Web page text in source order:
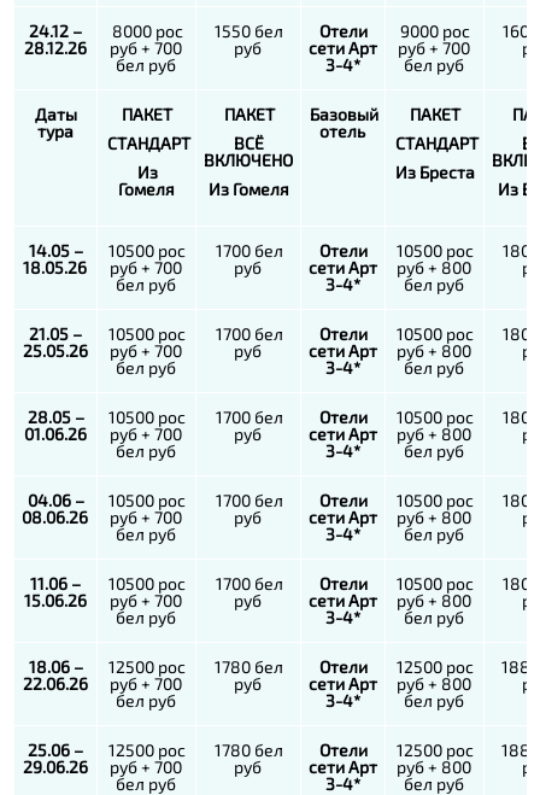
24.12 –
28.12.26
8000 рос
руб + 700
бел руб
1550 бел
руб
Отели
сети Арт
3-4*
9000 рос
руб + 700
бел руб
Даты
тура
ПАКЕТ
СТАНДАРТ
Из
Гомеля
ПАКЕТ
ВСЁ
ВКЛЮЧЕНО
Из Гомеля
Базовый
отель
ПАКЕТ
СТАНДАРТ
Из Бреста
Из
14.05 –
18.05.26
10500 рос
руб + 700
бел руб
1700 бел
руб
Отели
сети Арт
3-4*
10500 рос
руб + 800
бел руб
21.05 –
25.05.26
10500 рос
руб + 700
бел руб
1700 бел
руб
Отели
сети Арт
3-4*
10500 рос
руб + 800
бел руб
28.05 –
01.06.26
10500 рос
руб + 700
бел руб
1700 бел
руб
Отели
сети Арт
3-4*
10500 рос
руб + 800
бел руб
04.06 –
08.06.26
10500 рос
руб + 700
бел руб
1700 бел
руб
Отели
сети Арт
3-4*
10500 рос
руб + 800
бел руб
11.06 –
15.06.26
10500 рос
руб + 700
бел руб
1700 бел
руб
Отели
сети Арт
3-4*
10500 рос
руб + 800
бел руб
18.06 –
22.06.26
12500 рос
руб + 700
бел руб
1780 бел
руб
Отели
сети Арт
3-4*
12500 рос
руб + 800
бел руб
25.06 –
29.06.26
12500 рос
руб + 700
бел руб
1780 бел
руб
Отели
сети Арт
3-4*
12500 рос
руб + 800
бел руб